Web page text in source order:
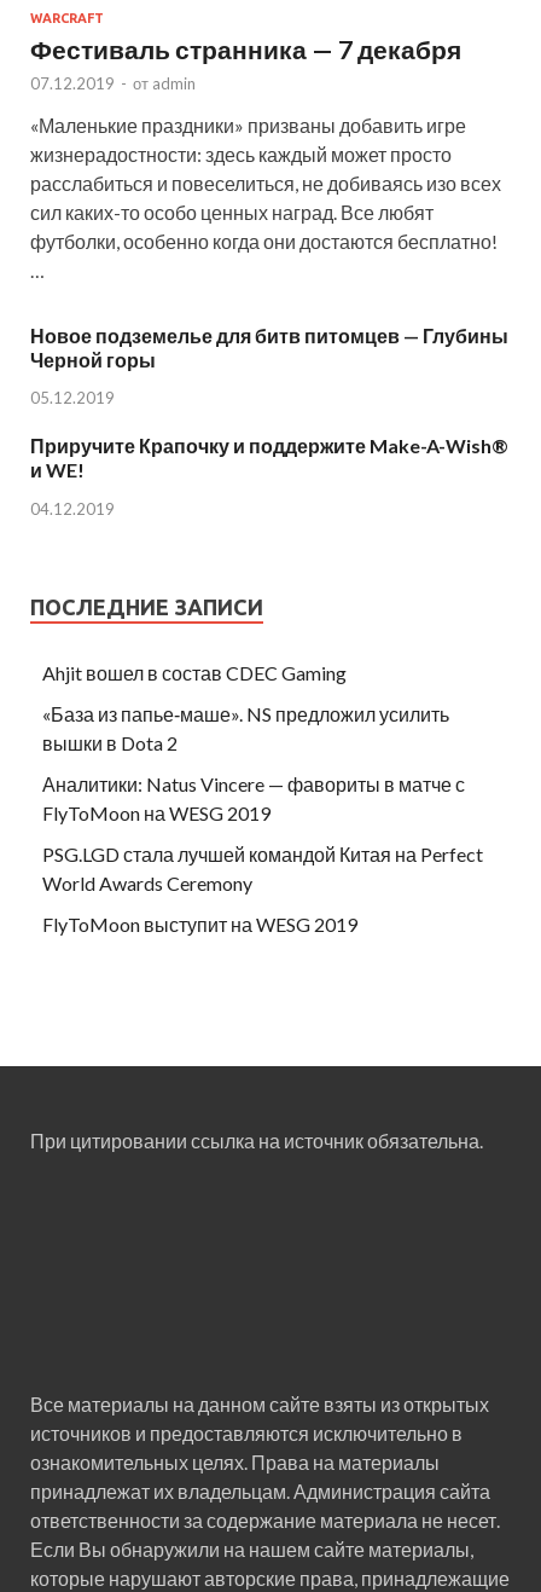
WARCRAFT
Фестиваль странника — 7 декабря
07.12.2019 - от admin
«Маленькие праздники» призваны добавить игре
жизнерадостности: здесь каждый может просто
расслабиться и повеселиться, не добиваясь изо всех
сил каких-то особо ценных наград. Все любят
футболки, особенно когда они достаются бесплатно!
Новое подземелье для битв питомцев — Глубины
Черной горы
05.12.2019
Приручите Крапочку и поддержите Make-A-Wish®
и WE!
04.12.2019
ПОСЛЕДНИЕ ЗАПИСИ
Ahjit вошел в состав CDEC Gaming
«База из папье‑маше». NS предложил усилить
вышки в Dota 2
Аналитики: Natus Vincere — фавориты в матче с
FlyToMoon на WESG 2019
PSG.LGD стала лучшей командой Китая на Perfect
World Awards Ceremony
FlyToMoon выступит на WESG 2019
При цитировании ссылка на источник обязательна.
Все материалы на данном сайте взяты из открытых
источников и предоставляются исключительно в
ознакомительных целях. Права на материалы
принадлежат их владельцам. Администрация сайта
ответственности за содержание материала не несет.
Если Вы обнаружили на нашем сайте материалы,
которые нарушают авторские права, принадлежащие